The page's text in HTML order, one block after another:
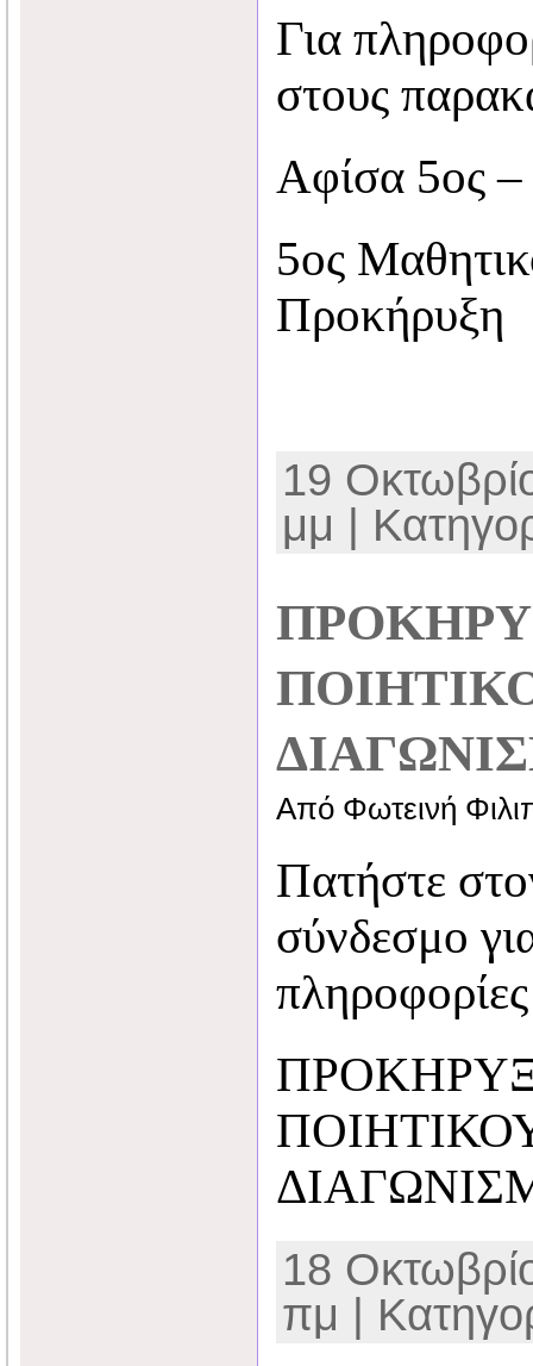
Για
στους
Αφίσα 5ος –
5ος
Προκήρυξη
19
μμ |
Από Φωτεινή
Πατήστε
σύνδεσμο
πληροφορίες
18
πμ |